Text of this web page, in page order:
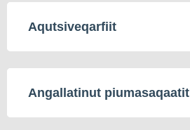
Aqutsiveqarfiit
Angallatinut piumasaqaatit